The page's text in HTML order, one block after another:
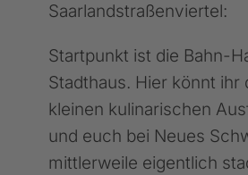
Saarlandstraßenviertel:
Startpunkt ist die Bahn-
Stadthaus. Hier könnt ihr
kleinen kulinarischen
und euch bei Neues
mittlerweile eigentlich